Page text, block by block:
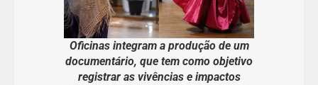
Oficinas integram a produção de um
documentário, que tem como objetivo
registrar as vivências e impactos